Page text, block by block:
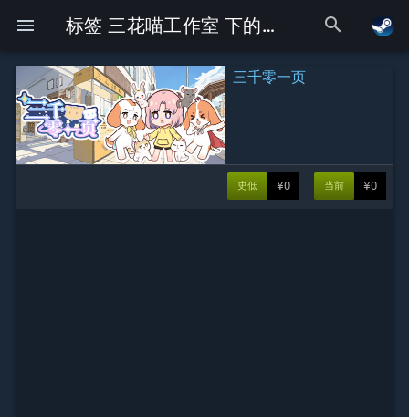
menu 标签 三花喵工作室 下的Galgame search
三千零一页
¥0
当前
¥0
史低